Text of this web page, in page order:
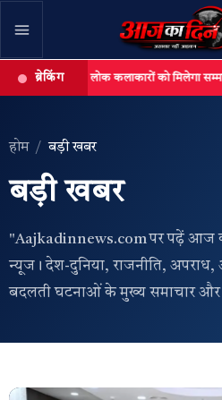
खबर खोजें
ब्रेकिंग
कहा- लोक कलाकारों को मिलेगा सम्मान और संबल,
होम बड़ी खबर
बड़ी खबर
​"Aajkadinnews.com पर पढ़ें आज
न्यूज। देश-दुनिया, राजनीति,
बदलती घटनाओं के मुख्य समाचार